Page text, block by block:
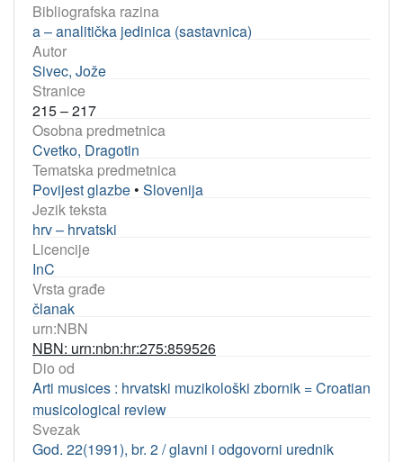
Bibliografska razina
a – analitička jedinica (sastavnica)
Autor
Sivec, Jože
Stranice
215 – 217
Osobna predmetnica
Cvetko, Dragotin
Tematska predmetnica
Povijest glazbe • Slovenija
Jezik teksta
hrv – hrvatski
Licencije
InC
Vrsta građe
članak
urn:NBN
NBN: urn:nbn:hr:275:859526
Dio od
Arti musices : hrvatski muzikološki zbornik = Croatian
musicological review
Svezak
God. 22(1991), br. 2 / glavni i odgovorni urednik